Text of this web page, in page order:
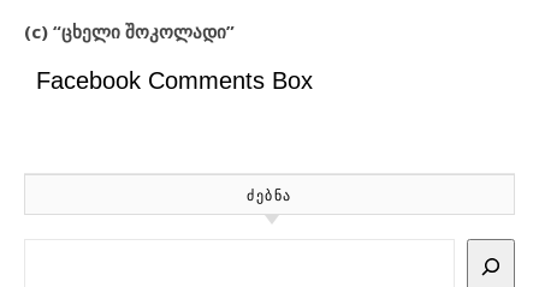
(c) “ცხელი შოკოლადი”
Facebook Comments Box
ᲫᲔᲑᲜᲐ